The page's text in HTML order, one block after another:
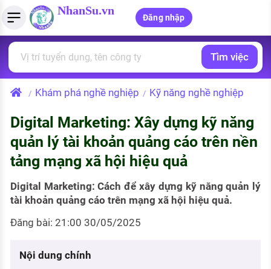
NhanSu.vn
Đăng nhập
Tìm việc làm
Việc làm ngành luật
Việc làm lương cao
Việc làm tốt nhất
CÔNG TY
Quản lý CV
Tải CV lên
Tạo CV trực tuyến
MẪU CV THEO STYLE
Mẫu CV đơn giản
Mẫu CV hiện đại
Tính lương Gross - Net
Tính thuế thu nhập cá nhân
Tính trợ cấp thất nghiệp
PHÁP LUẬT VIỆT NAM
Văn bản pháp luật
PHÁP LUẬT LAO ĐỘNG
Lao động và tiền lương
Thuế thu nhập
Chính sách lao động
Tìm việc
/ Khám phá nghề nghiệp / Kỹ năng nghề nghiệp
Digital Marketing: Xây dựng kỹ năng
quản lý tài khoản quảng cáo trên nền
tảng mạng xã hội hiệu quả
Digital Marketing: Cách để xây dựng kỹ năng quản lý
tài khoản quảng cáo trên mạng xã hội hiệu quả.
Đăng bài: 21:00 30/05/2025
Nội dung chính